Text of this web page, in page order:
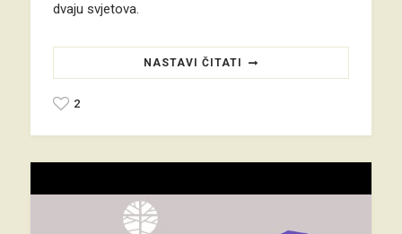
dvaju svjetova.
NASTAVI ČITATI
2